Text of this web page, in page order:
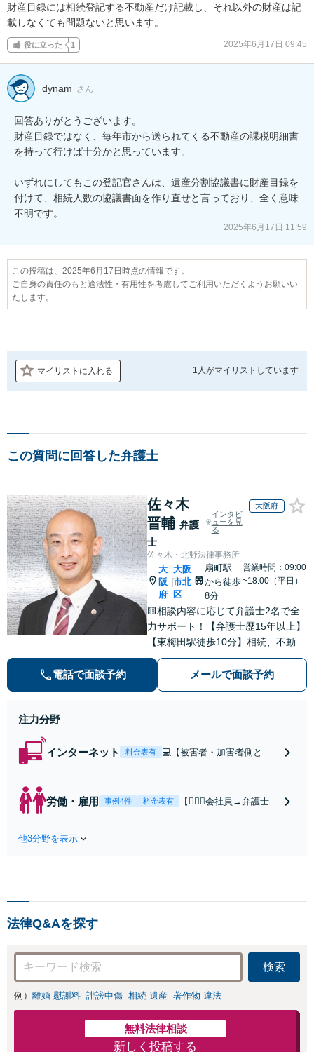
財産目録には相続登記する不動産だけ記載し、それ以外の財産は記
載しなくても問題ないと思います。
役に立った 1 2025年6月17日 09:45
dynam さん
回答ありがとうございます。
財産目録ではなく、毎年市から送られてくる不動産の課税明細書
を持って行けば十分かと思っています。
いずれにしてもこの登記官さんは、遺産分割協議書に財産目録を
付けて、相続人数の協議書面を作り直せと言っており、全く意味
不明です。
2025年6月17日 11:59
この投稿は、2025年6月17日時点の情報です。
ご自身の責任のもと適法性・有用性を考慮してご利用いただくようお願いい
たします。
マイリストに入れる 1人がマイリストしています
この質問に回答した弁護士
佐々木
晋輔 弁護
士
インタビ
ューを見
る
大阪府
佐々木・北野法律事務所
大
阪
府
大阪
市北
区
扇町駅
から徒歩
8分
営業時間：09:00
~18:00（平日）
🟨相談内容に応じて弁護士2名で全
力サポート！【弁護士歴15年以上】
【東梅田駅徒歩10分】相続、不動
産、売掛金の回収など多数の実績あ
り◎誠実＆丁寧なサポートを心がけ
ます。個人、法人問わずお気軽にご
電話で面談予約 メールで面談予約
注力分野
インターネット 料金表有
💻【被害者・加害者側とも
名誉毀損・発信者情報開示
などネットトラブル対応し
労働・雇用 事例4件 料金表有
【👷🏻‍♂️会社員→弁護士
払い賃金、解雇、労働
他3分野を表示
法律Q&Aを探す
検索
例） 離婚 慰謝料 誹謗中傷 相続 遺産 著作物 違法
無料法律相談
新しく投稿する